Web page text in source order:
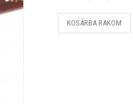
KOSÁRBA RAKOM